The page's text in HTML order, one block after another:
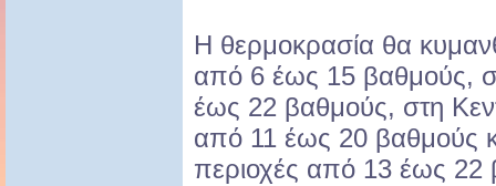
Η θερμοκρασία θα
από 6 έως 15 βαθμούς,
έως 22 βαθμούς, στη
από 11 έως 20 βαθμούς
περιοχές από 13 έως 22